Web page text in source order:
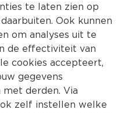
met tijm
en kruidige geur.
uit Zuid-Europa en
te laten zien op
Ook kunnen
om analyses uit te
de effectiviteit van
cookies accepteert,
gegevens
derden. Via
zelf instellen welke